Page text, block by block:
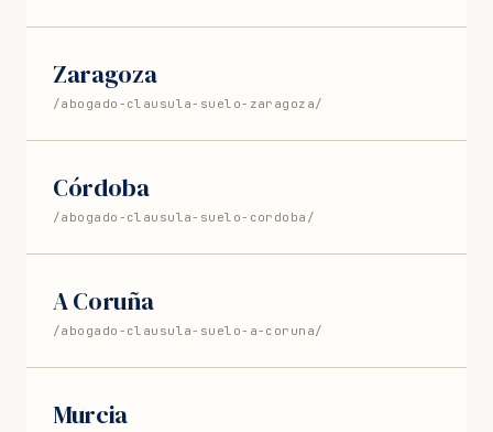
Zaragoza
/abogado-clausula-suelo-zaragoza/
Córdoba
/abogado-clausula-suelo-cordoba/
A Coruña
/abogado-clausula-suelo-a-coruna/
Murcia